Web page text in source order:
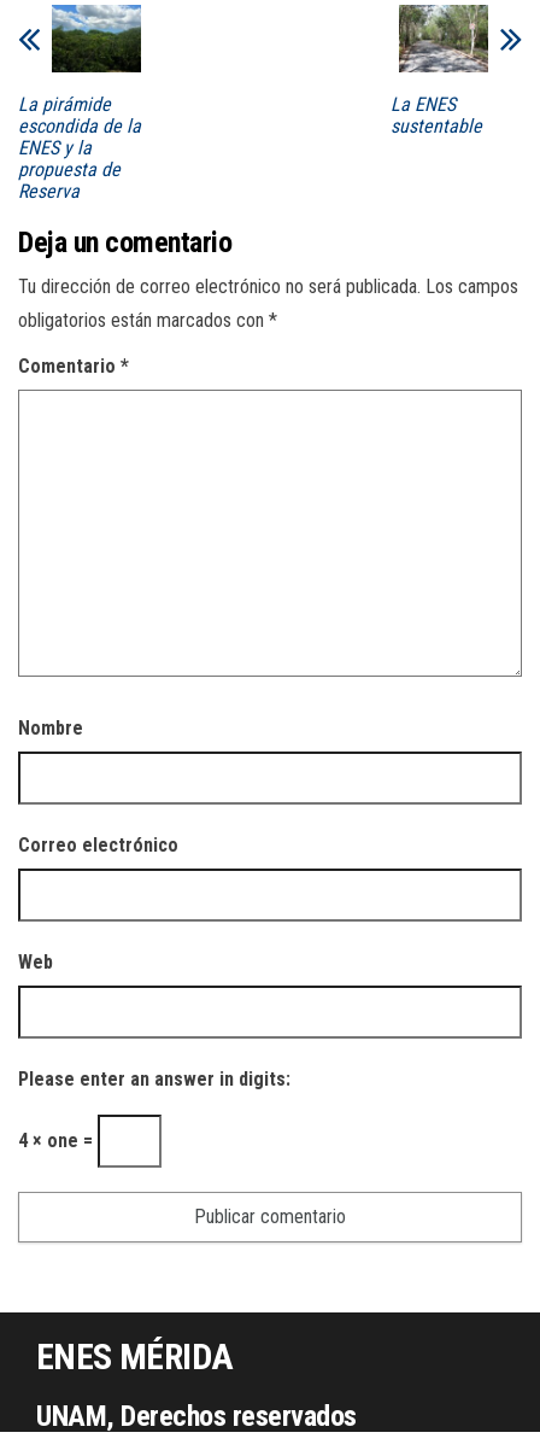
La pirámide
escondida de la
ENES y la
propuesta de
Reserva
La ENES
sustentable
Deja un comentario
Tu dirección de correo electrónico no será publicada. Los campos
obligatorios están marcados con *
Comentario *
Nombre
Correo electrónico
Web
Please enter an answer in digits:
4 × one =
ENES MÉRIDA
UNAM, Derechos reservados